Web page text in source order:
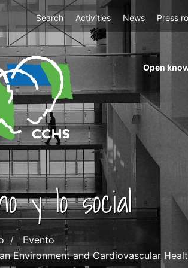
Top
Menu
Search Activities News Press
menu
cchs
abierto
Open
y lo social
Evento
Environment and Cardiovascular